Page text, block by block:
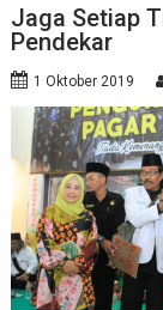
Jaga Setiap
Pendekar
1 Oktober 2019